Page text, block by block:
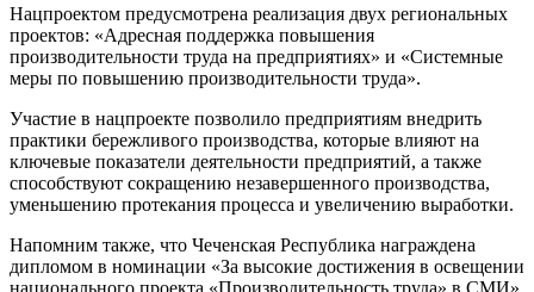
Нацпроектом предусмотрена реализация двух региональных
проектов: «Адресная поддержка повышения
производительности труда на предприятиях» и «Системные
меры по повышению производительности труда».
Участие в нацпроекте позволило предприятиям внедрить
практики бережливого производства, которые влияют на
ключевые показатели деятельности предприятий, а также
способствуют сокращению незавершенного производства,
уменьшению протекания процесса и увеличению выработки.
Напомним также, что Чеченская Республика награждена
дипломом в номинации «За высокие достижения в освещении
национального проекта «Производительность труда» в СМИ»